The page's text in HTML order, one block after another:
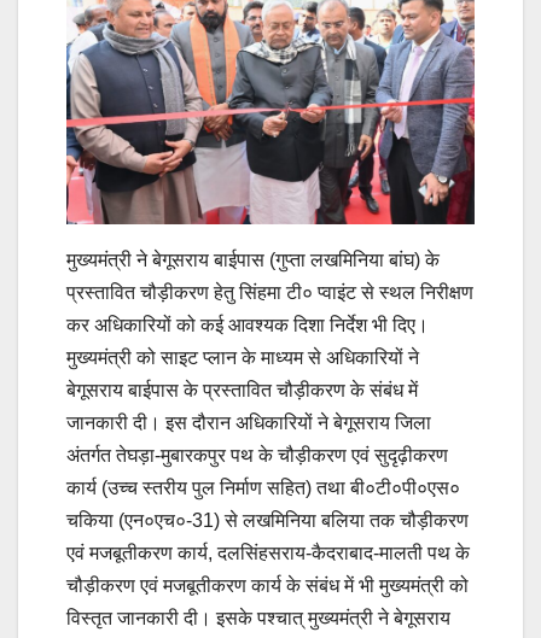
मुख्यमंत्री ने बेगूसराय बाईपास (गुप्ता लखमिनिया बांघ) के
प्रस्तावित चौड़ीकरण हेतु सिंहमा टी० प्वाइंट से स्थल निरीक्षण
कर अधिकारियों को कई आवश्यक दिशा निर्देश भी दिए।
मुख्यमंत्री को साइट प्लान के माध्यम से अधिकारियों ने
बेगूसराय बाईपास के प्रस्तावित चौड़ीकरण के संबंध में
जानकारी दी। इस दौरान अधिकारियों ने बेगूसराय जिला
अंतर्गत तेघड़ा-मुबारकपुर पथ के चौड़ीकरण एवं सुदृढ़ीकरण
कार्य (उच्च स्तरीय पुल निर्माण सहित) तथा बी०टी०पी०एस०
चकिया (एन०एच०-31) से लखमिनिया बलिया तक चौड़ीकरण
एवं मजबूतीकरण कार्य, दलसिंहसराय-कैदराबाद-मालती पथ के
चौड़ीकरण एवं मजबूतीकरण कार्य के संबंध में भी मुख्यमंत्री को
विस्तृत जानकारी दी। इसके पश्चात् मुख्यमंत्री ने बेगूसराय